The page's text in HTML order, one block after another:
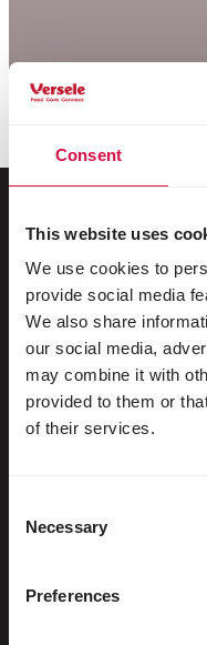
Consent
This website uses
We use cookies to
provide social media
We also share
our social media,
may combine it with
provided to them or
of their services.
Selection
Necessary
Preferences
Für Ihr Tier
Ziervögel
Freilebende
Stelzenläufer
Rassetauben